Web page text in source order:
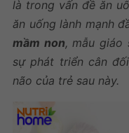
là trong vấn đề ăn
ăn uống lành mạnh
mầm non, mẫu giáo
sự phát triển cân
não của trẻ sau này.